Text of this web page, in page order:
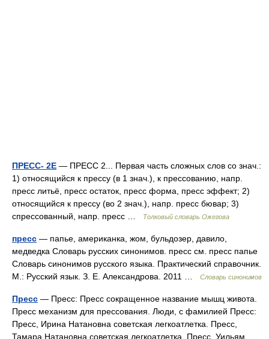
ПРЕСС- 2Е — ПРЕСС 2... Первая часть сложных слов со знач.:
1) относящийся к прессу (в 1 знач.), к прессованию, напр.
пресс литьё, пресс остаток, пресс форма, пресс эффект; 2)
относящийся к прессу (во 2 знач.), напр. пресс бювар; 3)
спрессованный, напр. пресс …
Толковый словарь Ожегова
пресс — папье, американка, жом, бульдозер, давило,
медведка Словарь русских синонимов. пресс см. пресс папье
Словарь синонимов русского языка. Практический справочник.
М.: Русский язык. З. Е. Александрова. 2011 …
Словарь синонимов
Пресс — Пресс: Пресс сокращенное название мышц живота.
Пресс механизм для прессования. Люди, с фамилией Пресс:
Пресс, Ирина Натановна советская легкоатлетка. Пресс,
Тамара Натановна советская легкоатлетка. Пресс, Уильям